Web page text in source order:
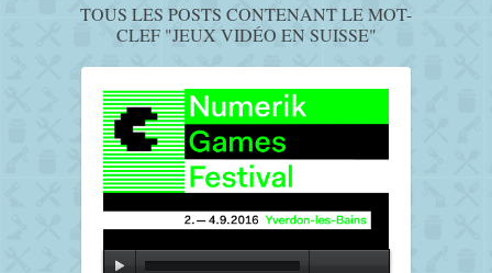
TOUS LES POSTS CONTENANT LE MOT-
CLEF "JEUX VIDÉO EN SUISSE"